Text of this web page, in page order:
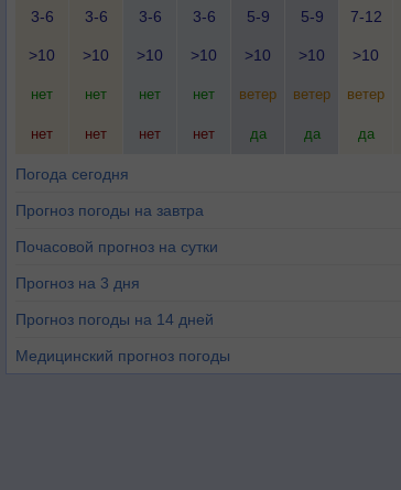
3-6
3-6
3-6
3-6
5-9
5-9
7-12
>10 >10 >10 >10 >10 >10 >10
нет нет нет нет ветер ветер ветер
нет нет нет нет да да да
Погода сегодня
Прогноз погоды на завтра
Почасовой прогноз на сутки
Прогноз на 3 дня
Прогноз погоды на 14 дней
Медицинский прогноз погоды